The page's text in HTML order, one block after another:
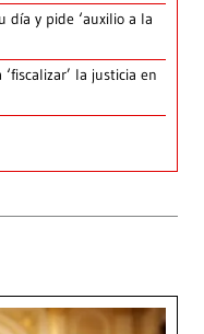
día y pide ‘auxilio a la
la justicia en